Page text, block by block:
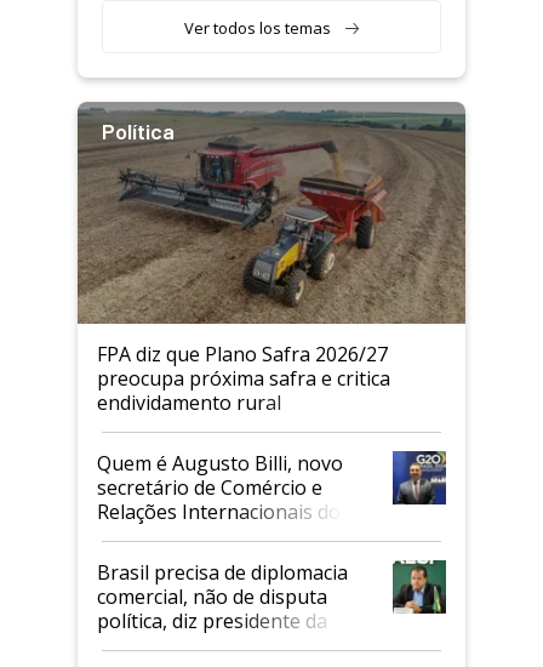
Ver todos los temas
Política
FPA diz que Plano Safra 2026/27
preocupa próxima safra e critica
endividamento rural
Quem é Augusto Billi, novo
secretário de Comércio e
Relações Internacionais do
Mapa
Brasil precisa de diplomacia
comercial, não de disputa
política, diz presidente da
Faesp